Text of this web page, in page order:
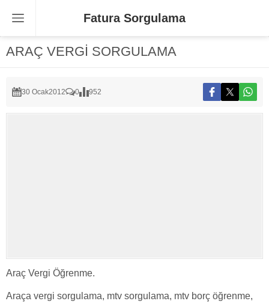
Fatura Sorgulama
ARAÇ VERGİ SORGULAMA
30 Ocak2012 0 952
Araç Vergi Öğrenme.
Araça vergi sorgulama, mtv sorgulama, mtv borç öğrenme,